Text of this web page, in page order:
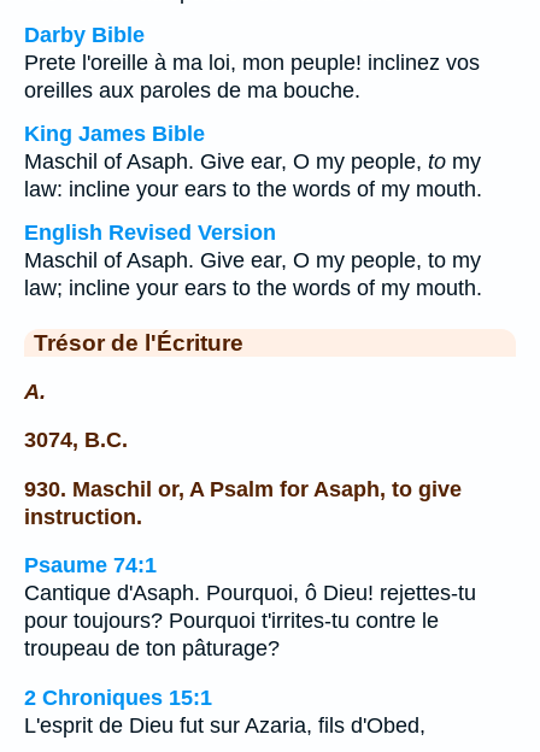
Darby Bible
Prete l'oreille à ma loi, mon peuple! inclinez vos
oreilles aux paroles de ma bouche.
King James Bible
Maschil of Asaph. Give ear, O my people, to my
law: incline your ears to the words of my mouth.
English Revised Version
Maschil of Asaph. Give ear, O my people, to my
law; incline your ears to the words of my mouth.
Trésor de l'Écriture
A.
3074, B.C.
930. Maschil or, A Psalm for Asaph, to give
instruction.
Psaume 74:1
Cantique d'Asaph. Pourquoi, ô Dieu! rejettes-tu
pour toujours? Pourquoi t'irrites-tu contre le
troupeau de ton pâturage?
2 Chroniques 15:1
L'esprit de Dieu fut sur Azaria, fils d'Obed,